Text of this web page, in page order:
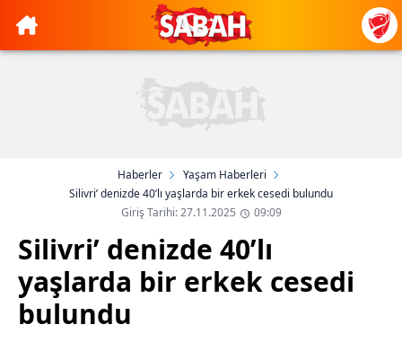
Haberler
Yaşam Haberleri
Silivri’ denizde 40’lı yaşlarda bir erkek cesedi bulundu
Giriş Tarihi: 27.11.2025
09:09
Silivri’ denizde 40’lı
yaşlarda bir erkek cesedi
bulundu